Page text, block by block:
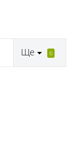
Ще 6